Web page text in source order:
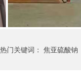
热门关键词： 焦亚硫酸钠